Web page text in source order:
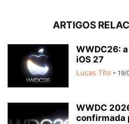
ARTIGOS
WWDC26:
iOS 27
Lucas Tito - 19/
WWDC
confirmada